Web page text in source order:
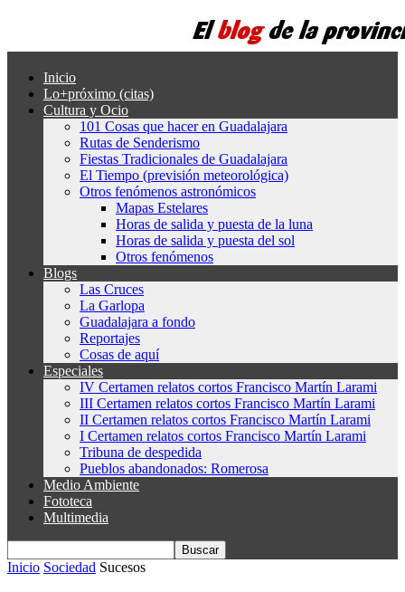
Inicio
Lo+próximo (citas)
Cultura y Ocio
101 Cosas que hacer en Guadalajara
Rutas de Senderismo
Fiestas Tradicionales de Guadalajara
El Tiempo (previsión meteorológica)
Otros fenómenos astronómicos
Mapas Estelares
Horas de salida y puesta de la luna
Horas de salida y puesta del sol
Otros fenómenos
Blogs
Las Cruces
La Garlopa
Guadalajara a fondo
Reportajes
Cosas de aquí
Especiales
IV Certamen relatos cortos Francisco Martín Larami
III Certamen relatos cortos Francisco Martín Larami
II Certamen relatos cortos Francisco Martín Larami
I Certamen relatos cortos Francisco Martín Larami
Tribuna de despedida
Pueblos abandonados: Romerosa
Medio Ambiente
Fototeca
Multimedia
Inicio Sociedad Sucesos